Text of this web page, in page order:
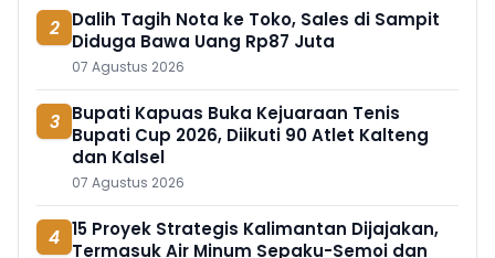
2 Dalih Tagih Nota ke Toko, Sales di Sampit
Diduga Bawa Uang Rp87 Juta
07 Agustus 2026
3 Bupati Kapuas Buka Kejuaraan Tenis
Bupati Cup 2026, Diikuti 90 Atlet Kalteng
dan Kalsel
07 Agustus 2026
4 15 Proyek Strategis Kalimantan Dijajakan,
Termasuk Air Minum Sepaku-Semoi dan